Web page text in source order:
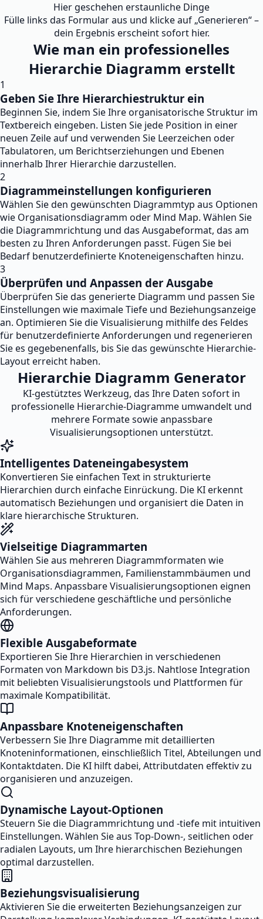
Hier geschehen erstaunliche Dinge
Fülle links das Formular aus und klicke auf „Generieren“ –
dein Ergebnis erscheint sofort hier.
Wie man ein professionelles
Hierarchie Diagramm erstellt
1
Geben Sie Ihre Hierarchiestruktur ein
Beginnen Sie, indem Sie Ihre organisatorische Struktur im
Textbereich eingeben. Listen Sie jede Position in einer
neuen Zeile auf und verwenden Sie Leerzeichen oder
Tabulatoren, um Berichtserziehungen und Ebenen
innerhalb Ihrer Hierarchie darzustellen.
2
Diagrammeinstellungen konfigurieren
Wählen Sie den gewünschten Diagrammtyp aus Optionen
wie Organisationsdiagramm oder Mind Map. Wählen Sie
die Diagrammrichtung und das Ausgabeformat, das am
besten zu Ihren Anforderungen passt. Fügen Sie bei
Bedarf benutzerdefinierte Knoteneigenschaften hinzu.
3
Überprüfen und Anpassen der Ausgabe
Überprüfen Sie das generierte Diagramm und passen Sie
Einstellungen wie maximale Tiefe und Beziehungsanzeige
an. Optimieren Sie die Visualisierung mithilfe des Feldes
für benutzerdefinierte Anforderungen und regenerieren
Sie es gegebenenfalls, bis Sie das gewünschte Hierarchie-
Layout erreicht haben.
Hierarchie Diagramm Generator
KI-gestütztes Werkzeug, das Ihre Daten sofort in
professionelle Hierarchie-Diagramme umwandelt und
mehrere Formate sowie anpassbare
Visualisierungsoptionen unterstützt.
Intelligentes Dateneingabesystem
Konvertieren Sie einfachen Text in strukturierte
Hierarchien durch einfache Einrückung. Die KI erkennt
automatisch Beziehungen und organisiert die Daten in
klare hierarchische Strukturen.
Vielseitige Diagrammarten
Wählen Sie aus mehreren Diagrammformaten wie
Organisationsdiagrammen, Familienstammbäumen und
Mind Maps. Anpassbare Visualisierungsoptionen eignen
sich für verschiedene geschäftliche und persönliche
Anforderungen.
Flexible Ausgabeformate
Exportieren Sie Ihre Hierarchien in verschiedenen
Formaten von Markdown bis D3.js. Nahtlose Integration
mit beliebten Visualisierungstools und Plattformen für
maximale Kompatibilität.
Anpassbare Knoteneigenschaften
Verbessern Sie Ihre Diagramme mit detaillierten
Knoteninformationen, einschließlich Titel, Abteilungen und
Kontaktdaten. Die KI hilft dabei, Attributdaten effektiv zu
organisieren und anzuzeigen.
Dynamische Layout-Optionen
Steuern Sie die Diagrammrichtung und -tiefe mit intuitiven
Einstellungen. Wählen Sie aus Top-Down-, seitlichen oder
radialen Layouts, um Ihre hierarchischen Beziehungen
optimal darzustellen.
Beziehungsvisualisierung
Aktivieren Sie die erweiterten Beziehungsanzeigen zur